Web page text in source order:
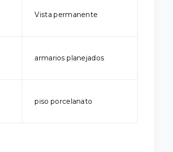
Vista permanente
armarios planejados
piso porcelanato